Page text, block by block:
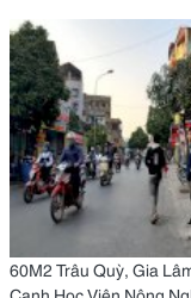
60M2 Trâu Quỳ, Gia